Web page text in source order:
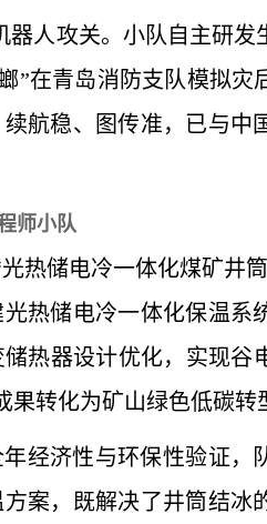
人攻关。小队自主研发
”在青岛消防支队模拟灾
航稳、图传准，已与中
师小队
热储电冷一体化煤矿井
热储电冷一体化保温系
热器设计优化，实现谷
转化为矿山绿色低碳转
经济性与环保性验证，
案，既解决了井筒结冰